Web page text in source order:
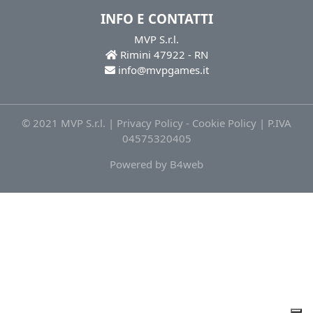
INFO E CONTATTI
MVP S.r.l.
Rimini 47922 - RN
info@mvpgames.it
© 2021 MVP S.r.l. | Privacy Policy - Cookie Policy | P.IVA
04575320405
Powered by B4web